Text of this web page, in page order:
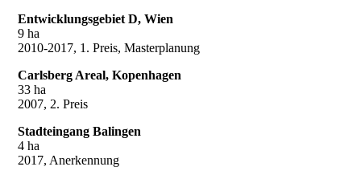
Entwicklungsgebiet D, Wien
9 ha
2010-2017, 1. Preis, Masterplanung
Carlsberg Areal, Kopenhagen
33 ha
2007, 2. Preis
Stadteingang Balingen
4 ha
2017, Anerkennung